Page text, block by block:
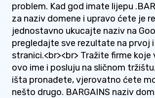
problem. Kad god imate lijepu
za naziv domene i upravo ćete je
jednostavno ukucajte naziv na
pregledajte sve rezultate na prvoj
stranici.<br><br> Tražite firme koje
ovo ime i posluju na sličnom
išta pronađete, vjerovatno ćete
nešto drugo. BARGAINS naziv